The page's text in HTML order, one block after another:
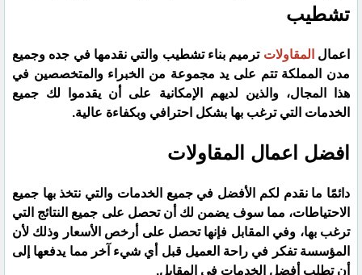
تشطيب
اعمال المقاولاتترميم بناء تشطيب والتي نقدمها في جده وجميع
مدن المملكة تتم على يد مجموعة من الخبراء والمتخصصين في
هذا المجال، والذين لديهم الإمكانية على أن يقدموا لك جميع
الخدمات التي ترغب بها بشكل احترافي وبكفاءة عالية.
افضل اعمال المقاولات
دائمًا ما نقدم لكم الأفضل في جميع الخدمات والتي نتخذ بها جميع
الاحتياطات، مما سوف يضمن لك أن تحصل على جميع النتائج التي
ترغب بها، وفي المقابل فإنها تحصل على أرخص الأسعار وذلك لأن
المؤسسة تفكر في راحة العميل قبل أي شيء آخر مما يدفعها إلى
أن تطلب أفضل الخدمات في المقابل.